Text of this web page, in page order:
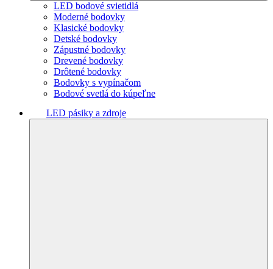
LED bodové svietidlá
Moderné bodovky
Klasické bodovky
Detské bodovky
Zápustné bodovky
Drevené bodovky
Drôtené bodovky
Bodovky s vypínačom
Bodové svetlá do kúpeľne
LED pásiky a zdroje